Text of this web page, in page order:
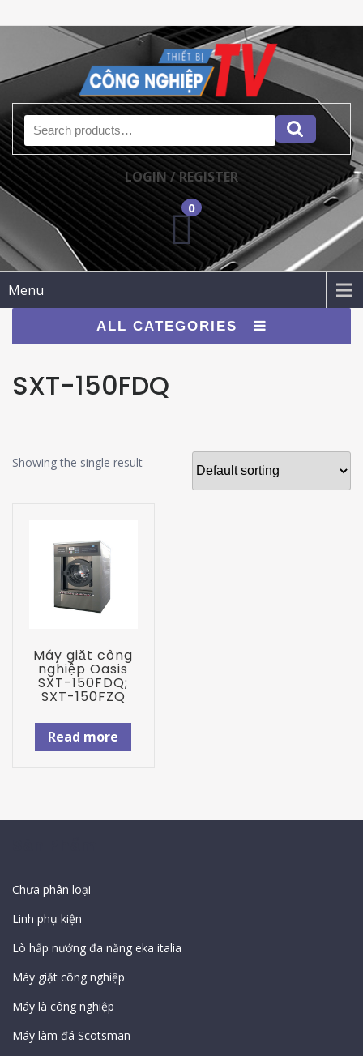
Search for:
LOGIN / REGISTER
0
Menu
ALL CATEGORIES
SXT-150FDQ
Showing the single result
Máy giặt công
nghiệp Oasis
SXT-150FDQ;
SXT-150FZQ
Read more
Chưa phân loại
Linh phụ kiện
Lò hấp nướng đa năng eka italia
Máy giặt công nghiệp
Máy là công nghiệp
Máy làm đá Scotsman